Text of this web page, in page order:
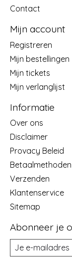
Contact
Mijn account
Registreren
Mijn bestellingen
Mijn tickets
Mijn verlanglijst
Informatie
Over ons
Disclaimer
Provacy Beleid
Betaalmethoden
Verzenden
Klantenservice
Sitemap
Abonneer je